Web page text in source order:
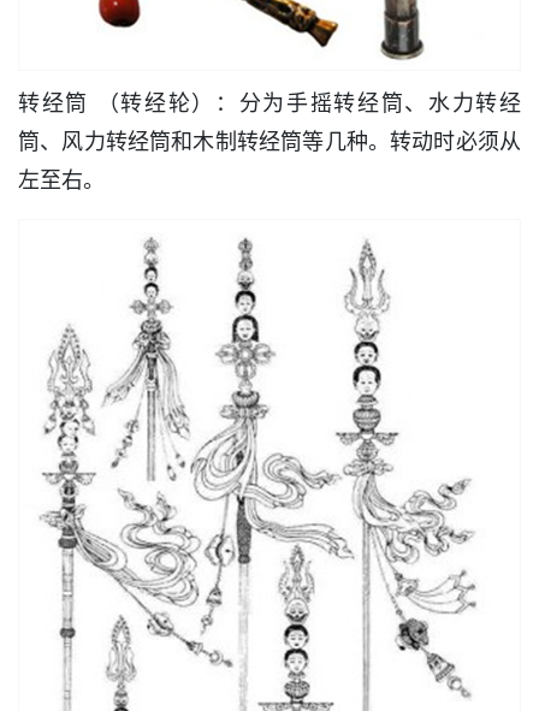
转经筒 （转经轮）：分为手摇转经筒、水力转经
筒、风力转经筒和木制转经筒等几种。转动时必须从
左至右。